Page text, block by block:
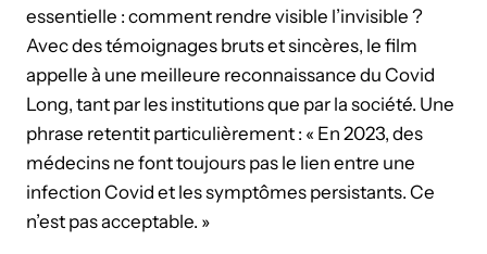
essentielle : comment rendre visible l’invisible ?
Avec des témoignages bruts et sincères, le film
appelle à une meilleure reconnaissance du Covid
Long, tant par les institutions que par la société. Une
phrase retentit particulièrement : « En 2023, des
médecins ne font toujours pas le lien entre une
infection Covid et les symptômes persistants. Ce
n’est pas acceptable. »